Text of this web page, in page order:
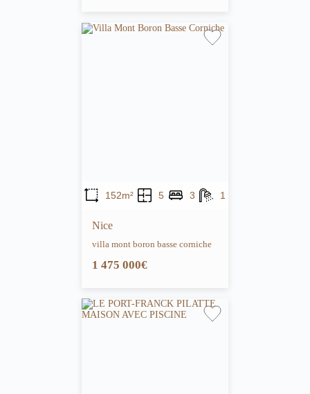
152m² 5 3 1
Nice
villa mont boron basse corniche
1 475 000€